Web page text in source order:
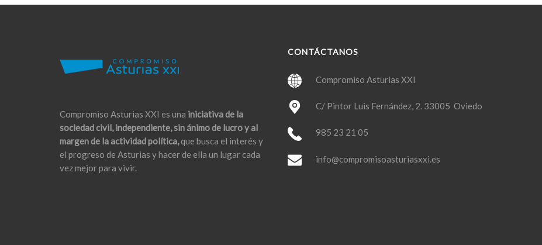
Compromiso Asturias XXI es una iniciativa de la
sociedad civil, independiente, sin ánimo de lucro y al
margen de la actividad política,que busca el interés y
el progreso de Asturias y hacer de ella un lugar cada
vez mejor para vivir.
CONTÁCTANOS
Compromiso Asturias XXI
C/ Pintor Luis Fernández, 2. 33005 Oviedo
985 23 21 05
info@compromisoasturiasxxi.es